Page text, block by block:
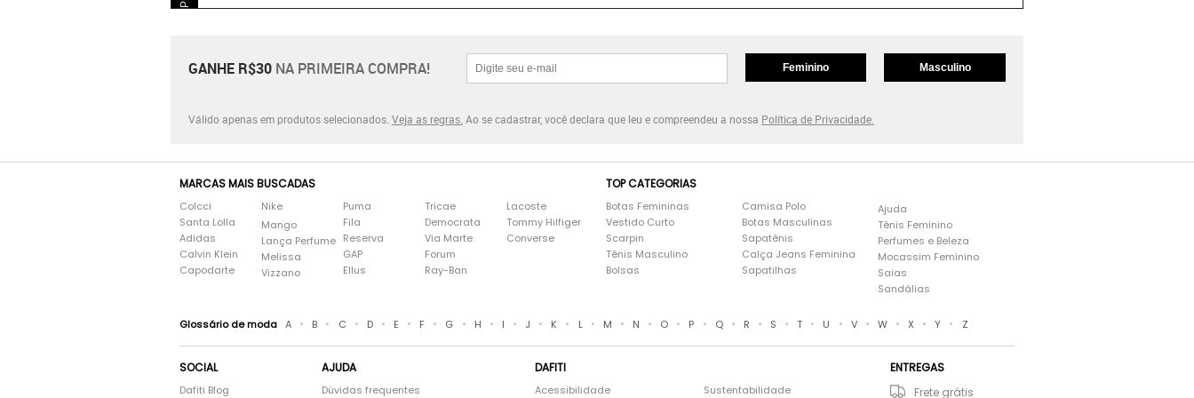
GANHE R$30 NA PRIMEIRA COMPRA! Feminino Masculino
Válido apenas em produtos selecionados. Veja as regras. Ao se cadastrar, você declara que leu e compreendeu a nossa Política de Privacidade.
MARCAS MAIS BUSCADAS
Colcci
Santa Lolla
Adidas
Calvin Klein
Capodarte
Nike
Mango
Lança Perfume
Melissa
Vizzano
Puma
Fila
Reserva
GAP
Ellus
Tricae
Democrata
Via Marte
Forum
Ray-Ban
Lacoste
Tommy Hilfiger
Converse
TOP CATEGORIAS
Botas Femininas
Vestido Curto
Scarpin
Tênis Masculino
Bolsas
Camisa Polo
Botas Masculinas
Sapatênis
Calça Jeans Feminina
Sapatilhas
Ajuda
Tênis Feminino
Perfumes e Beleza
Mocassim Feminino
Saias
Sandálias
Glossário de moda A • B • C • D • E • F • G • H • I • J • K • L • M • N • O • P • Q • R • S • T • U • V • W • X • Y • Z
SOCIAL
Dafiti Blog
AJUDA
Dúvidas frequentes
DAFITI
Acessibilidade Sustentabilidade
ENTREGAS
Frete grátis